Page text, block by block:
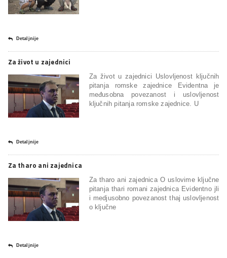
Detaljnije
Za život u zajednici
Za život u zajednici Uslovljenost ključnih
pitanja romske zajednice Evidentna je
međusobna povezanost i uslovljenost
ključnih pitanja romske zajednice. U
Detaljnije
Za tharo ani zajednica
Za tharo ani zajednica O uslovime ključne
pitanja thari romani zajednica Evidentno jli
i medjusobno povezanost thaj uslovljenost
o ključne
Detaljnije